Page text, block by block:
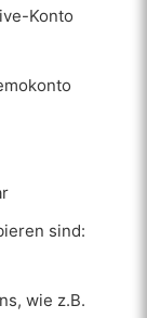
Konto
sind:
wie z.B.